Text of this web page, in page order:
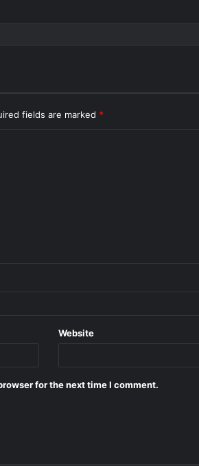
fields are marked *
Website
for the next time I comment.